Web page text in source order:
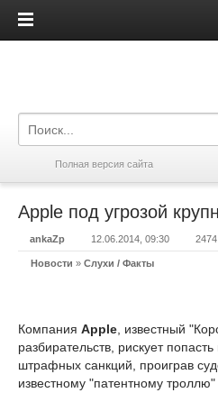
Полная версия сайта
Apple под угрозой
ankaZp 12.06.2014, 09:30 2474
Новости » Слухи / Факты
Компания Apple , известный
разбирательств, рискует
штрафных санкций, проиграв
известному "патентному